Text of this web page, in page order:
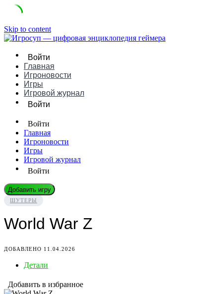
Skip to content
Войти
Главная
Игроновости
Игры
Игровой журнал
Войти
Войти
Главная
Игроновости
Игры
Игровой журнал
Войти
Добавить игру
ШУТЕРЫ
World War Z
ДОБАВЛЕНО 11.04.2026
Детали
Добавить в избранное